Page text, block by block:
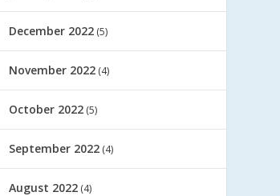
December 2022 (5)
November 2022 (4)
October 2022 (5)
September 2022 (4)
August 2022 (4)